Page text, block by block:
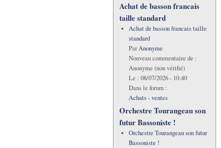
Achat de basson francais
taille standard
Achat de basson francais taille
standard
ParAnonyme
Nouveau commentaire de :
Anonyme (non vérifié)
Le : 08/07/2026 - 10:40
Dans le forum :
Achats - ventes
Orchestre Tourangeau son
futur Bassoniste !
Orchestre Tourangeau son futur
Bassoniste !